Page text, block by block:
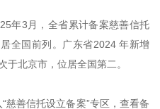
年3月，全省累计备案慈善信托
全国前列。广东省2024 年新增
北京市，位居全国第二。
慈善信托设立备案”专区，查看备